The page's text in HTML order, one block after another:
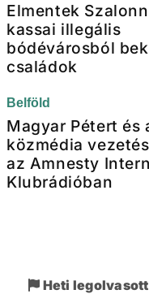
Elmentek
kassai illegális
bódévárosból
családok
Belföld
Magyar Pétert és
közmédia
az Amnesty
Klubrádióban
Heti